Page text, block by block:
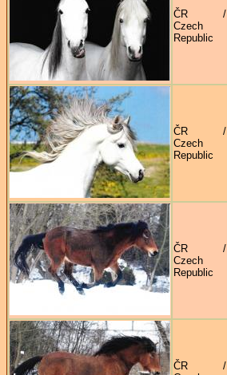
ČR /
Czech
Republic
ČR /
Czech
Republic
ČR /
Czech
Republic
ČR /